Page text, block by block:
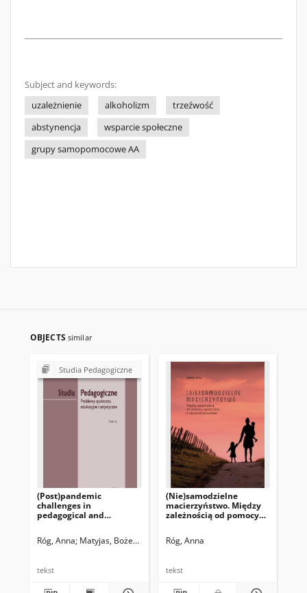
Subject and keywords:
uzależnienie
alkoholizm
trzeźwość
abstynencja
wsparcie społeczne
grupy samopomocowe AA
OBJECTS similar
Studia Pedagogiczne
(Post)pandemic
challenges in
pedagogical and
Róg, Anna Matyjas, Bożena. Red.
tekst
(Nie)samodzielne
macierzyństwo. Między
zależnością od pomocy
Róg, Anna
tekst